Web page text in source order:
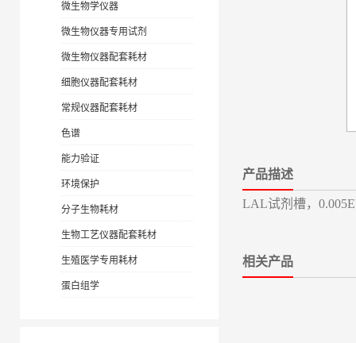
微生物学仪器
微生物仪器专用试剂
微生物仪器配套耗材
细胞仪器配套耗材
常规仪器配套耗材
色谱
能力验证
环境保护
分子生物耗材
生物工艺仪器配套耗材
生殖医学专用耗材
蛋白组学
产品描述
LAL试剂槽，
相关产品